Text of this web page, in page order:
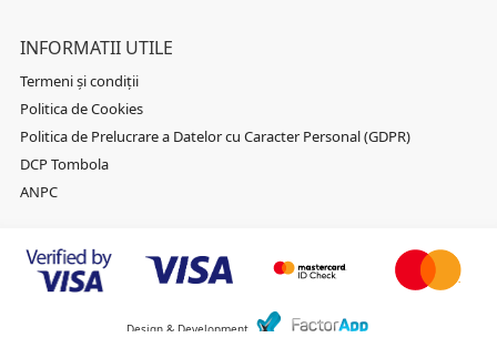
INFORMATII UTILE
Termeni și condiții
Politica de Cookies
Politica de Prelucrare a Datelor cu Caracter Personal (GDPR)
DCP Tombola
ANPC
Design & Development